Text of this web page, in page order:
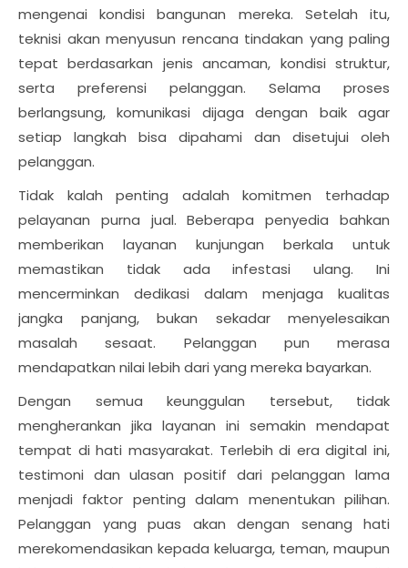
mengenai kondisi bangunan mereka. Setelah itu,
teknisi akan menyusun rencana tindakan yang paling
tepat berdasarkan jenis ancaman, kondisi struktur,
serta preferensi pelanggan. Selama proses
berlangsung, komunikasi dijaga dengan baik agar
setiap langkah bisa dipahami dan disetujui oleh
pelanggan.
Tidak kalah penting adalah komitmen terhadap
pelayanan purna jual. Beberapa penyedia bahkan
memberikan layanan kunjungan berkala untuk
memastikan tidak ada infestasi ulang. Ini
mencerminkan dedikasi dalam menjaga kualitas
jangka panjang, bukan sekadar menyelesaikan
masalah sesaat. Pelanggan pun merasa
mendapatkan nilai lebih dari yang mereka bayarkan.
Dengan semua keunggulan tersebut, tidak
mengherankan jika layanan ini semakin mendapat
tempat di hati masyarakat. Terlebih di era digital ini,
testimoni dan ulasan positif dari pelanggan lama
menjadi faktor penting dalam menentukan pilihan.
Pelanggan yang puas akan dengan senang hati
merekomendasikan kepada keluarga, teman, maupun